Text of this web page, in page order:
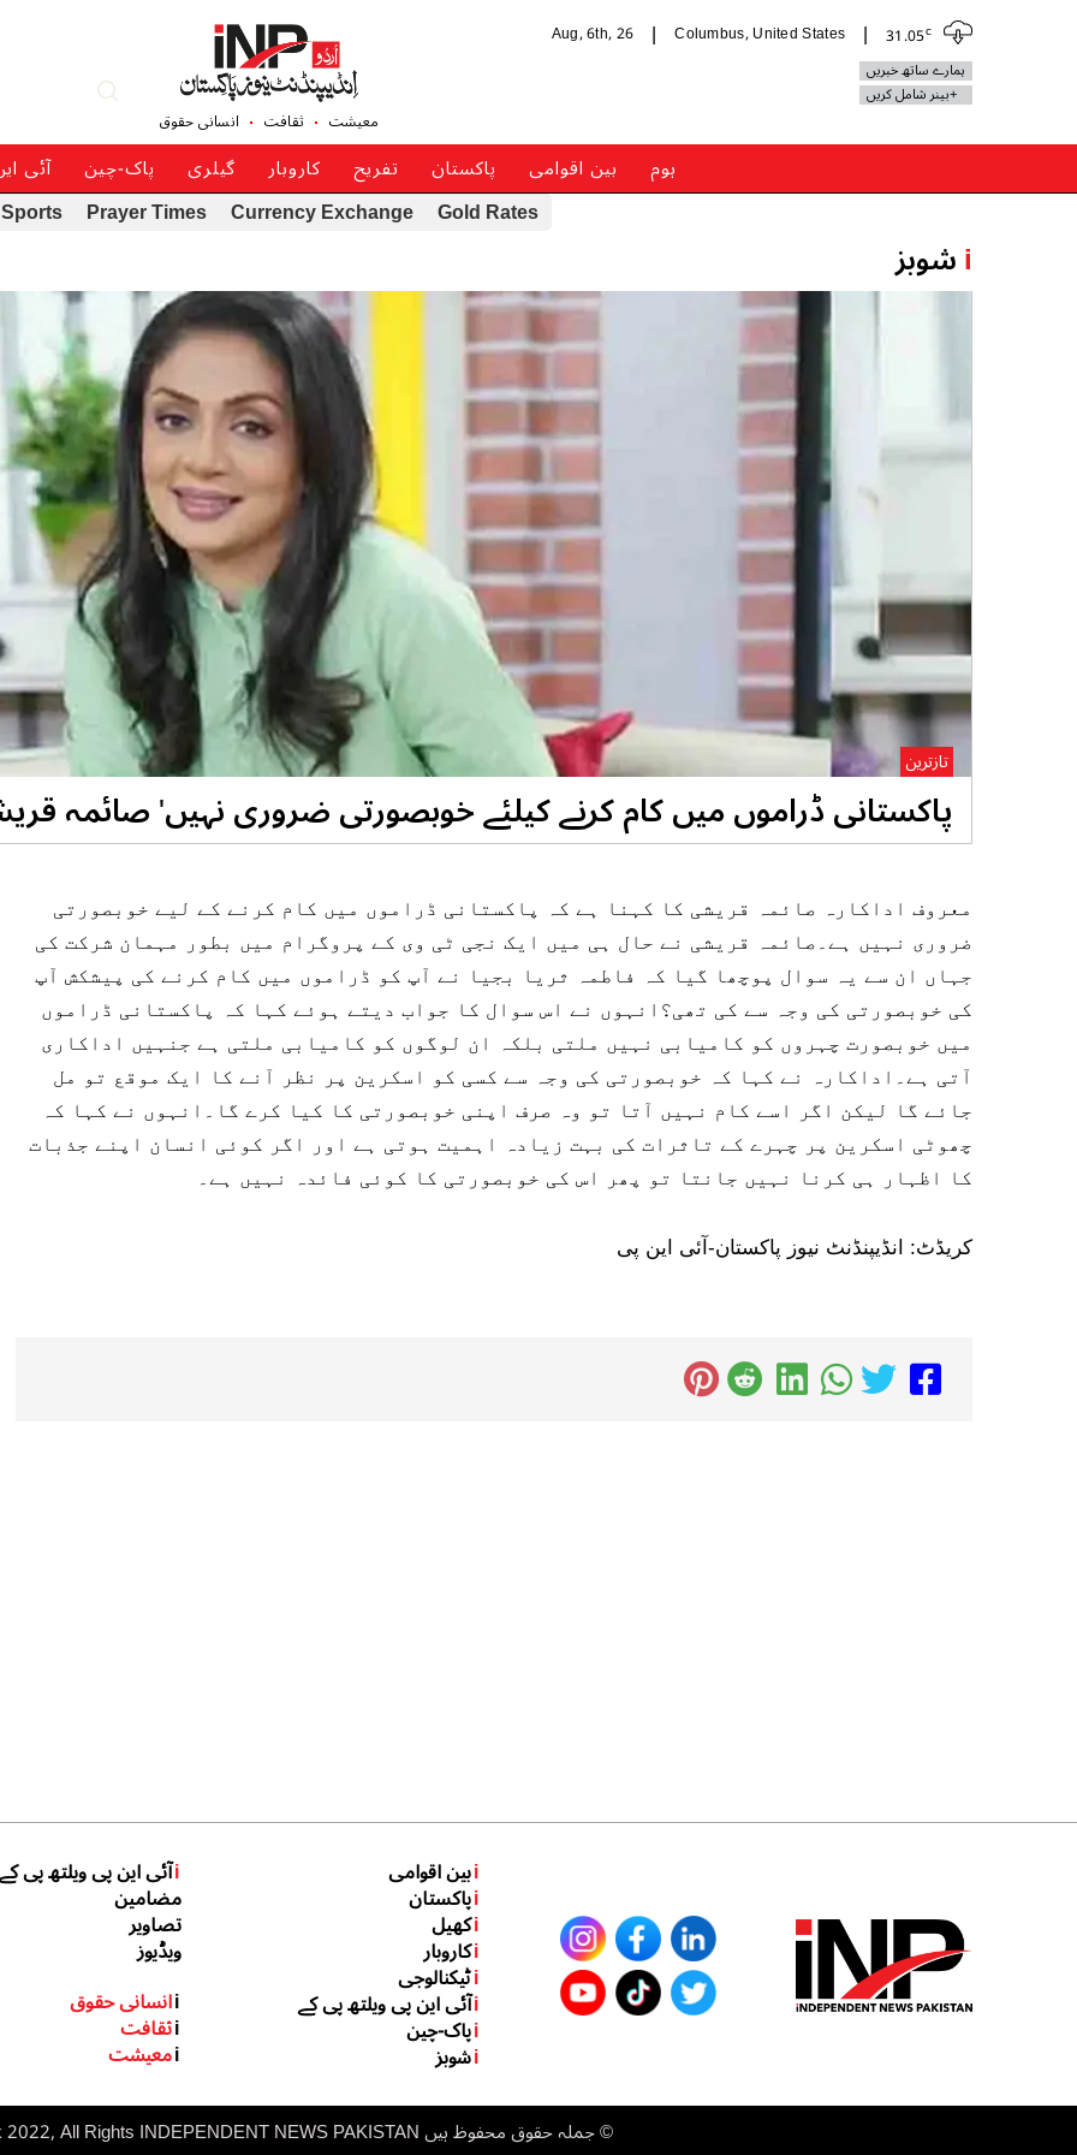
31.05c
Columbus, United States
Aug, 6th, 26
ہمارے ساتھ خبریں
+بینر شامل کریں
معیشت ثقافت انسانی حقوق
ہوم بین اقوامی پاکستان تفریح کاروبار گیلری پاک-چین آئی
Gold Rates
Currency Exchange
Prayer Times
Sports
iشوبز
پاکستانی ڈراموں میں کام کرنے کیلئے خوبصورتی ضروری نہیں' صائمہ
تازترین
معروف اداکارہ صائمہ قریشی کا کہنا ہے کہ پاکستانی ڈراموں میں کام کرنے کے لیے خوبصورتی
ضروری نہیں ہے۔صائمہ قریشی نے حال ہی میں ایک نجی ٹی وی کے پروگرام میں بطور مہمان شرکت کی
جہاں ان سے یہ سوال پوچھا گیا کہ فاطمہ ثریا بجیا نے آپ کو ڈراموں میں کام کرنے کی پیشکش آپ
کی خوبصورتی کی وجہ سے کی تھی؟انہوں نے اس سوال کا جواب دیتے ہوئے کہا کہ پاکستانی ڈراموں
میں خوبصورت چہروں کو کامیابی نہیں ملتی بلکہ ان لوگوں کو کامیابی ملتی ہے جنہیں اداکاری
آتی ہے۔اداکارہ نے کہا کہ خوبصورتی کی وجہ سے کسی کو اسکرین پر نظر آنے کا ایک موقع تو مل
جائے گا لیکن اگر اسے کام نہیں آتا تو وہ صرف اپنی خوبصورتی کا کیا کرے گا۔انہوں نے کہا کہ
چھوٹی اسکرین پر چہرے کے تاثرات کی بہت زیادہ اہمیت ہوتی ہے اور اگر کوئی انسان اپنے جذبات
کا اظہار ہی کرنا نہیں جانتا تو پھر اس کی خوبصورتی کا کوئی فائدہ نہیں ہے۔
کریڈٹ: انڈیپنڈنٹ نیوز پاکستان-آئی این پی
iبین اقوامی
iپاکستان
iکھیل
iکاروبار
iٹیکنالوجی
iآئی این پی ویلتھ پی کے
iپاک-چین
iشوبز
iآئی این پی ویلتھ پی کے
مضامین
تصاویر
ویڈیوز
iانسانی حقوق
iثقافت
iمعیشت
©جملہ حقوق محفوظ ہیں inp.net.pk 2022, All Rights INDEPENDENT NEWS PAKISTAN